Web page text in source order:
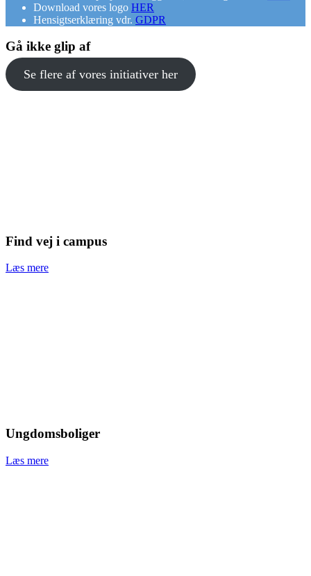
Download vores logo HER
Hensigtserklæring vdr. GDPR
Gå ikke glip af
Se flere af vores initiativer her
Find vej i campus
Læs mere
Ungdomsboliger
Læs mere